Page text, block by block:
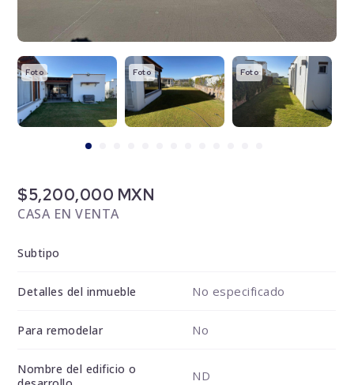
Foto Foto Foto
$5,200,000 MXN
CASA EN VENTA
Subtipo
Detalles del inmueble No especificado
Para remodelar No
Nombre del edificio o
ND